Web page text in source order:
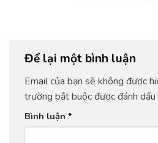
Để lại một bình luận
Email của bạn sẽ không được
trường bắt buộc được đánh dấu
Bình luận *